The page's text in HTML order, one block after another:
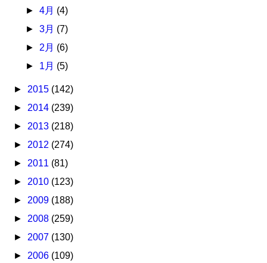
► 4月 (4)
► 3月 (7)
► 2月 (6)
► 1月 (5)
► 2015 (142)
► 2014 (239)
► 2013 (218)
► 2012 (274)
► 2011 (81)
► 2010 (123)
► 2009 (188)
► 2008 (259)
► 2007 (130)
► 2006 (109)